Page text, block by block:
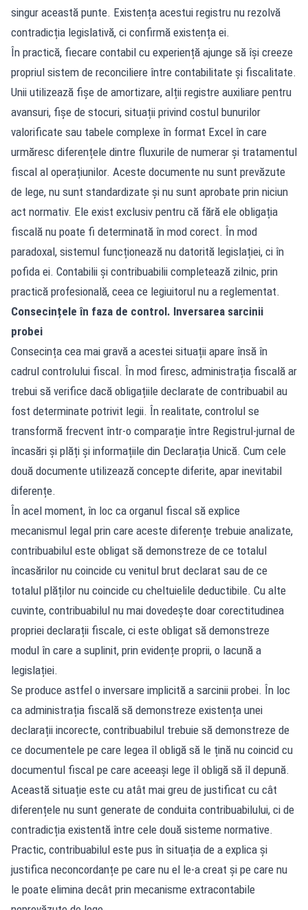
singur această punte. Existența acestui registru nu rezolvă
contradicția legislativă, ci confirmă existența ei.
În practică, fiecare contabil cu experiență ajunge să își creeze
propriul sistem de reconciliere între contabilitate și fiscalitate.
Unii utilizează fișe de amortizare, alții registre auxiliare pentru
avansuri, fișe de stocuri, situații privind costul bunurilor
valorificate sau tabele complexe în format Excel în care
urmăresc diferențele dintre fluxurile de numerar și tratamentul
fiscal al operațiunilor. Aceste documente nu sunt prevăzute
de lege, nu sunt standardizate și nu sunt aprobate prin niciun
act normativ. Ele exist exclusiv pentru că fără ele obligația
fiscală nu poate fi determinată în mod corect. În mod
paradoxal, sistemul funcționează nu datorită legislației, ci în
pofida ei. Contabilii și contribuabilii completează zilnic, prin
practică profesională, ceea ce legiuitorul nu a reglementat.
Consecințele în faza de control. Inversarea sarcinii
probei
Consecința cea mai gravă a acestei situații apare însă în
cadrul controlului fiscal. În mod firesc, administrația fiscală ar
trebui să verifice dacă obligațiile declarate de contribuabil au
fost determinate potrivit legii. În realitate, controlul se
transformă frecvent într-o comparație între Registrul-jurnal de
încasări și plăți și informațiile din Declarația Unică. Cum cele
două documente utilizează concepte diferite, apar inevitabil
diferențe.
În acel moment, în loc ca organul fiscal să explice
mecanismul legal prin care aceste diferențe trebuie analizate,
contribuabilul este obligat să demonstreze de ce totalul
încasărilor nu coincide cu venitul brut declarat sau de ce
totalul plăților nu coincide cu cheltuielile deductibile. Cu alte
cuvinte, contribuabilul nu mai dovedește doar corectitudinea
propriei declarații fiscale, ci este obligat să demonstreze
modul în care a suplinit, prin evidențe proprii, o lacună a
legislației.
Se produce astfel o inversare implicită a sarcinii probei. În loc
ca administrația fiscală să demonstreze existența unei
declarații incorecte, contribuabilul trebuie să demonstreze de
ce documentele pe care legea îl obligă să le țină nu coincid cu
documentul fiscal pe care aceeași lege îl obligă să îl depună.
Această situație este cu atât mai greu de justificat cu cât
diferențele nu sunt generate de conduita contribuabilului, ci de
contradicția existentă între cele două sisteme normative.
Practic, contribuabilul este pus în situația de a explica și
justifica neconcordanțe pe care nu el le-a creat și pe care nu
le poate elimina decât prin mecanisme extracontabile